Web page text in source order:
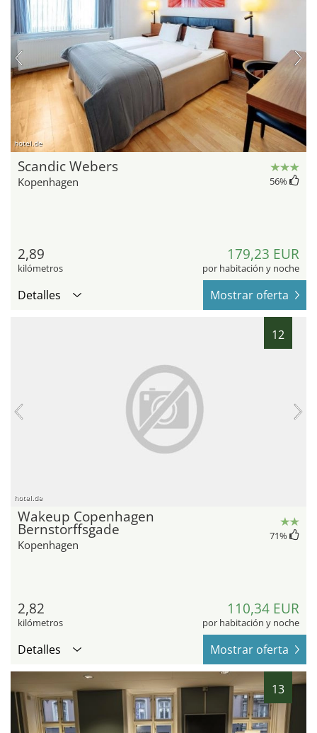
hotel.de
Scandic Webers
Kopenhagen 56%
2,89
kilómetros
179,23 EUR
por habitación y noche
Detalles Mostrar oferta
12
hotel.de
Wakeup Copenhagen
Bernstorffsgade
Kopenhagen
71%
2,82
kilómetros
110,34 EUR
por habitación y noche
Detalles Mostrar oferta
13